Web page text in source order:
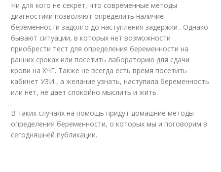
Ни для кого не секрет, что современные методы
диагностики позволяют определить наличие
беременности задолго до наступления задержки . Однако
бывают ситуации, в которых нет возможности
приобрести тест для определения беременности на
ранних сроках или посетить лабораторию для сдачи
крови на ХЧГ. Также не всегда есть время посетить
кабинет УЗИ , а желание узнать, наступила беременность
или нет, не дает спокойно мыслить и жить.
В таких случаях на помощь придут домашние методы
определения беременности, о которых мы и поговорим в
сегодняшней публикации.